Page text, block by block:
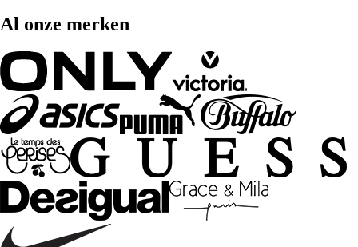
Al onze merken